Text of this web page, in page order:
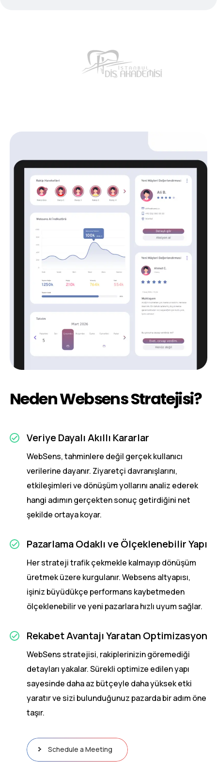
Neden Websens Stratejisi?
Veriye Dayalı Akıllı Kararlar
WebSens, tahminlere değil gerçek kullanıcı
verilerine dayanır. Ziyaretçi davranışlarını,
etkileşimleri ve dönüşüm yollarını analiz ederek
hangi adımın gerçekten sonuç getirdiğini net
şekilde ortaya koyar.
Pazarlama Odaklı ve Ölçeklenebilir Yapı
Her strateji trafik çekmekle kalmayıp dönüşüm
üretmek üzere kurgulanır. Websens altyapısı,
işiniz büyüdükçe performans kaybetmeden
ölçeklenebilir ve yeni pazarlara hızlı uyum sağlar.
Rekabet Avantajı Yaratan Optimizasyon
WebSens stratejisi, rakiplerinizin göremediği
detayları yakalar. Sürekli optimize edilen yapı
sayesinde daha az bütçeyle daha yüksek etki
yaratır ve sizi bulunduğunuz pazarda bir adım öne
taşır.
Schedule a Meeting